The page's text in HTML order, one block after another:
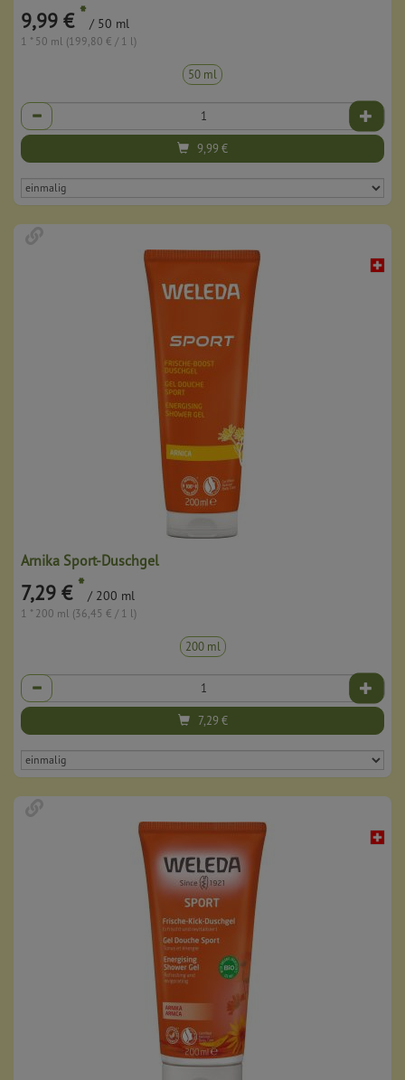
9,99 € * / 50 ml
1 * 50 ml (199,80 € / 1 l)
50 ml
Anzahl
9,99€
Arnika Sport-Duschgel
7,29 € * / 200 ml
1 * 200 ml (36,45 € / 1 l)
200 ml
Anzahl
7,29€